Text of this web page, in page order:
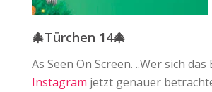
🎄Türchen 14🎄
As Seen On Screen. ..Wer sich das
Instagram jetzt genauer